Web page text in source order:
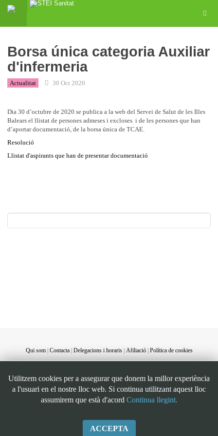
Borsa única categoria Auxiliar
d'infermeria
Actualitat 30 Oct 2020
Dia 30 d’octubre de 2020 se publica a la web del Servei de Salut de les Illes
Balears el llistat de persones admeses i excloses i de les persones que han
d’aportar documentació, de la borsa única de TCAE.
Resolució
Llistat d'aspirants que han de presentar documentació
Qui som| Contacta| Delegacions i horaris| Afiliació| Política de cookies
©STEI Sindicat de treballadores i treballadors de les Illes Balears. C/ Jaume Ferran, 58.
07004. Palma. Mallorca. Espanya. Telèfon: 34 971 901600. Inscrit al registre de la DG
de la Funció Pública de Presidència del Govern d’Espanya, número 49. CIF:
G07126956
Utilitzem cookies per a assegurar que donem la millor experiència
a l'usuari en el nostre lloc web. Si continua utilitzant aquest lloc
assumirem que està d'acord Continua llegint.
ACCEPTA